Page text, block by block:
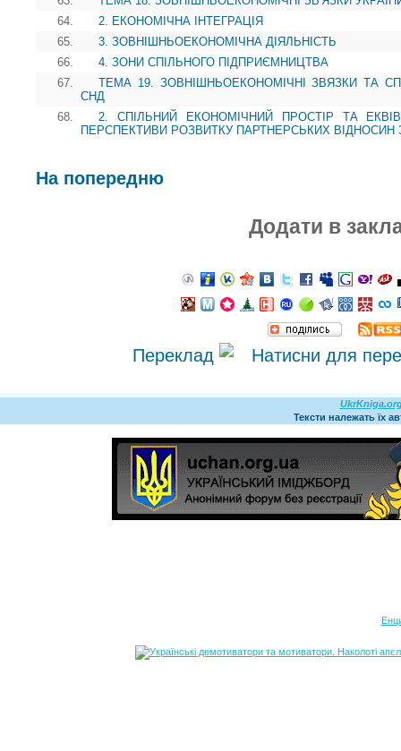
64.
2. ЕКОНОМІЧНА ІНТЕГРАЦІЯ
65.
3. ЗОВНІШНЬОЕКОНОМІЧНА ДІЯЛЬНІСТЬ
66.
4. ЗОНИ СПІЛЬНОГО ПІДПРИЄМНИЦТВА
67.
ТЕМА 19. ЗОВНІШНЬОЕКОНОМІЧНІ ЗВЯЗКИ ТА
СНД
68.
2. СПІЛЬНИЙ ЕКОНОМІЧНИЙ ПРОСТІР ТА
ПЕРСПЕКТИВИ РОЗВИТКУ ПАРТНЕРСЬКИХ ВІДНОСИН
На попередню
Додати в
Переклад
Тексти належать їх